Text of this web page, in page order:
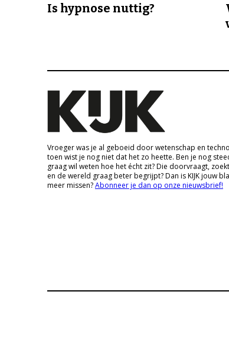
Is hypnose nuttig?
Vroeger was je al geboeid door wetenschap en
toen wist je nog niet dat het zo heette. Ben je nog
graag wil weten hoe het écht zit? Die doorvraagt,
en de wereld graag beter begrijpt? Dan is KIJK jouw
meer missen?Abonneer je dan op onze nieuwsbrief!